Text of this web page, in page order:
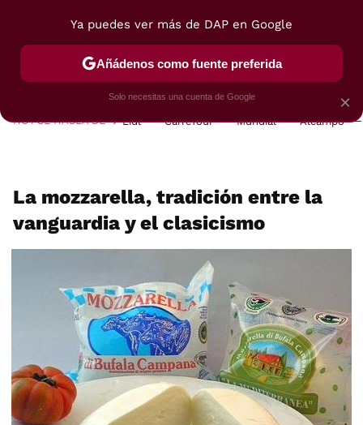
POSTRES VIAJES SELECCIÓN VEGUI
HOY SE HABLA DE Lidl Carrefour Mundial Alcampo
La mozzarella, tradición entre la
vanguardia y el clasicismo
×
Ya puedes ver más de DAP en Google
Añádenos como fuente preferida
Solo necesitas una cuenta de Google